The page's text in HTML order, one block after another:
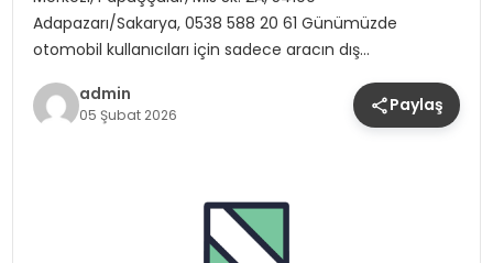
Adapazarı/Sakarya, 0538 588 20 61 Günümüzde
otomobil kullanıcıları için sadece aracın dış…
admin
05 Şubat 2026 Paylaş